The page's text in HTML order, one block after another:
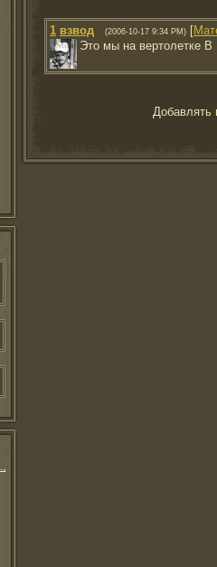
1 взвод (2006-10-17 9:34 PM) [
Это мы на вертолетке
Добавлять